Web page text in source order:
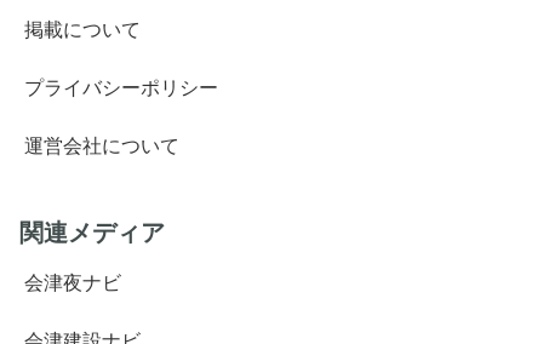
掲載について
プライバシーポリシー
運営会社について
関連メディア
会津夜ナビ